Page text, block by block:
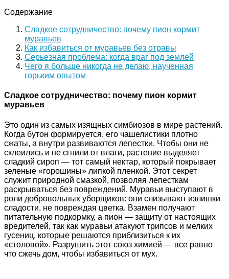
Содержание
Сладкое сотрудничество: почему пион кормит
муравьев
Как избавиться от муравьев без отравы
Серьезная проблема: когда враг под землей
Чего я больше никогда не делаю, наученная
горьким опытом
Сладкое сотрудничество: почему пион кормит
муравьев
Это один из самых изящных симбиозов в мире растений.
Когда бутон формируется, его чашелистики плотно
сжаты, а внутри развиваются лепестки. Чтобы они не
склеились и не сгнили от влаги, растение выделяет
сладкий сироп — тот самый нектар, который покрывает
зеленые «горошины» липкой пленкой. Этот секрет
служит природной смазкой, позволяя лепесткам
раскрываться без повреждений. Муравьи выступают в
роли добровольных уборщиков: они слизывают излишки
сладости, не повреждая цветка. Взамен получают
питательную подкормку, а пион — защиту от настоящих
вредителей, так как муравьи атакуют трипсов и мелких
гусениц, которые решаются приблизиться к их
«столовой». Разрушить этот союз химией — все равно
что сжечь дом, чтобы избавиться от мух.